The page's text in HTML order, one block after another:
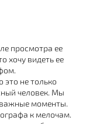
просмотра ее
хочу видеть ее
это не только
человек. Мы
моменты.
к мелочам.